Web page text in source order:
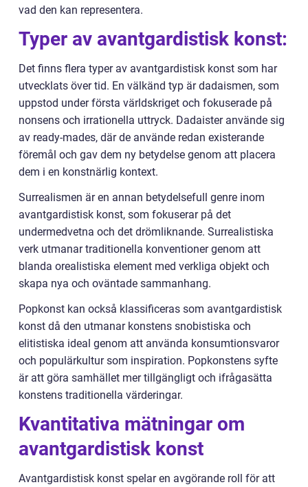
vad den kan representera.
Typer av avantgardistisk konst:
Det finns flera typer av avantgardistisk konst som har
utvecklats över tid. En välkänd typ är dadaismen, som
uppstod under första världskriget och fokuserade på
nonsens och irrationella uttryck. Dadaister använde sig
av ready-mades, där de använde redan existerande
föremål och gav dem ny betydelse genom att placera
dem i en konstnärlig kontext.
Surrealismen är en annan betydelsefull genre inom
avantgardistisk konst, som fokuserar på det
undermedvetna och det drömliknande. Surrealistiska
verk utmanar traditionella konventioner genom att
blanda orealistiska element med verkliga objekt och
skapa nya och oväntade sammanhang.
Popkonst kan också klassificeras som avantgardistisk
konst då den utmanar konstens snobistiska och
elitistiska ideal genom att använda konsumtionsvaror
och populärkultur som inspiration. Popkonstens syfte
är att göra samhället mer tillgängligt och ifrågasätta
konstens traditionella värderingar.
Kvantitativa mätningar om
avantgardistisk konst
Avantgardistisk konst spelar en avgörande roll för att